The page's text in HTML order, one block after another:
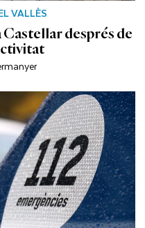
VALLÈS
després de